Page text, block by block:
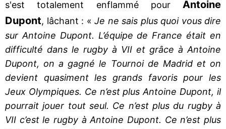
s'est totalement enflammé pour Antoine
Dupont, lâchant : « Je ne sais plus quoi vous dire
sur Antoine Dupont. L’équipe de France était en
difficulté dans le rugby à VII et grâce à Antoine
Dupont, on a gagné le Tournoi de Madrid et on
devient quasiment les grands favoris pour les
Jeux Olympiques. Ce n’est plus Antoine Dupont, il
pourrait jouer tout seul. Ce n’est plus du rugby à
VII c’est le rugby à Antoine Dupont. Ce n’est plus